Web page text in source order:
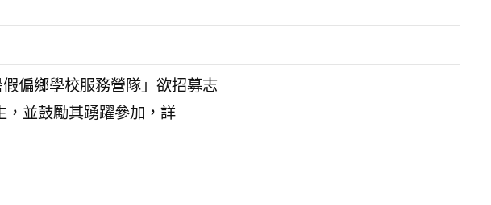
偏鄉學校服務營隊」欲招募志
並鼓勵其踴躍參加，詳